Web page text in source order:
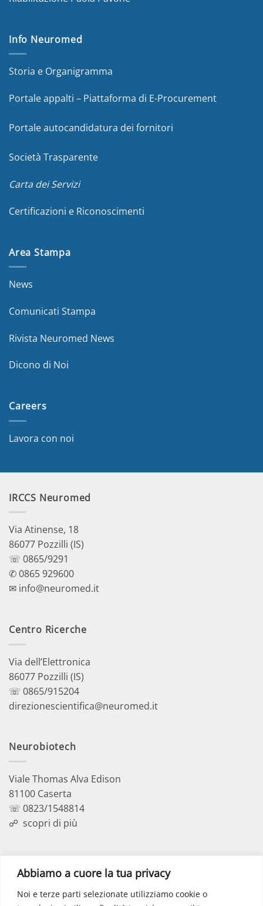
Abbiamo a cuore la tua privacy
Noi e terze parti selezionate utilizziamo cookie o
Info Neuromed
Storia e Organigramma
Portale appalti – Piattaforma di E-Procurement
Portale autocandidatura dei fornitori
Società Trasparente
Carta dei Servizi
Certificazioni e Riconoscimenti
Area Stampa
News
Comunicati Stampa
Rivista Neuromed News
Dicono di Noi
Careers
Lavora con noi
IRCCS Neuromed
Via Atinense, 18
86077 Pozzilli (IS)
☏ 0865/9291
✆ 0865 929600
✉ info@neuromed.it
Centro Ricerche
Via dell’Elettronica
86077 Pozzilli (IS)
☏ 0865/915204
direzionescientifica@neuromed.it
Neurobiotech
Viale Thomas Alva Edison
81100 Caserta
☏ 0823/1548814
☍ scopri di più
Via dell’Elettronica